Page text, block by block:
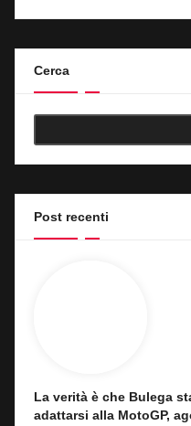
Cerca
Post recenti
La verità è che Bulega
adattarsi alla MotoGP,